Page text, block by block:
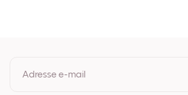
Adresse e-mail